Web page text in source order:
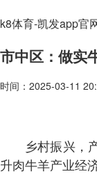
k8体育-凯发app官
市中区：做实
时间：2025-03-11
乡村振兴，
升肉牛羊产业经